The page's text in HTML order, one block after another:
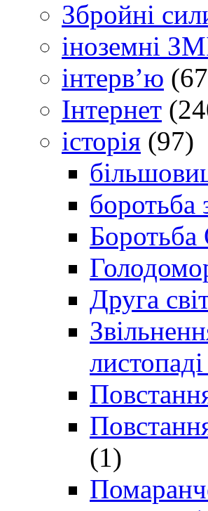
Збройні
іноземні
інтерв’ю
Інтернет
історія (97)
боротьба
Друга
(1)